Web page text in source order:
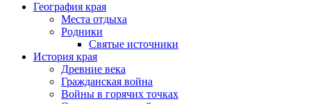
География края
Места отдыха
Родники
Святые источники
История края
Древние века
Гражданская война
Войны в горячих точках